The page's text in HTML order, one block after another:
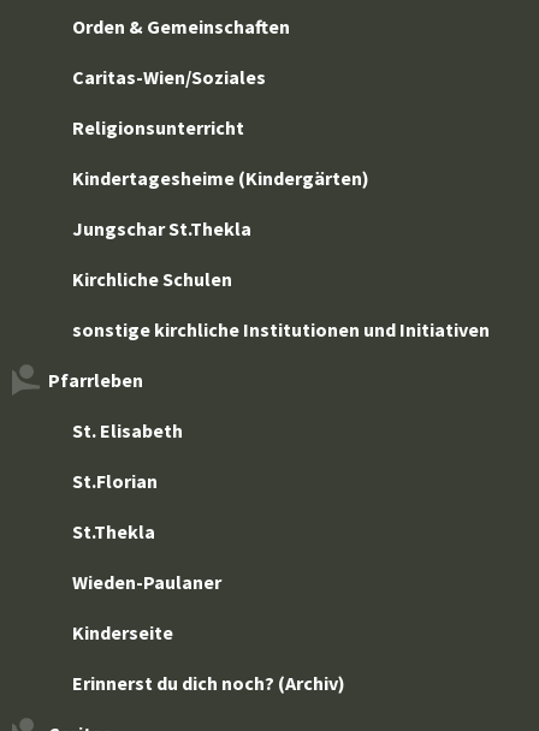
Orden & Gemeinschaften
Caritas-Wien/Soziales
Religionsunterricht
Kindertagesheime (Kindergärten)
Jungschar St.Thekla
Kirchliche Schulen
sonstige kirchliche Institutionen und Initiativen
Pfarrleben
St. Elisabeth
St.Florian
St.Thekla
Wieden-Paulaner
Kinderseite
Erinnerst du dich noch? (Archiv)